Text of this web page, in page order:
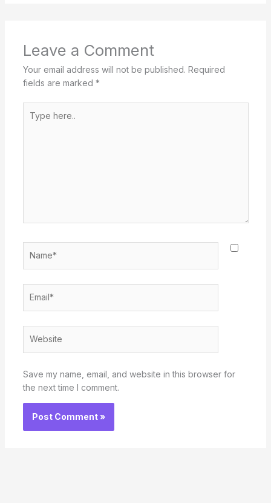
Leave a Comment
Your email address will not be published. Required
fields are marked *
here..
Save my name, email, and website in this browser for
the next time I comment.